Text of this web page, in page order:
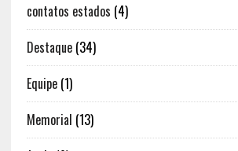
contatos estados (4)
Destaque(34)
Equipe(1)
Memorial (13)